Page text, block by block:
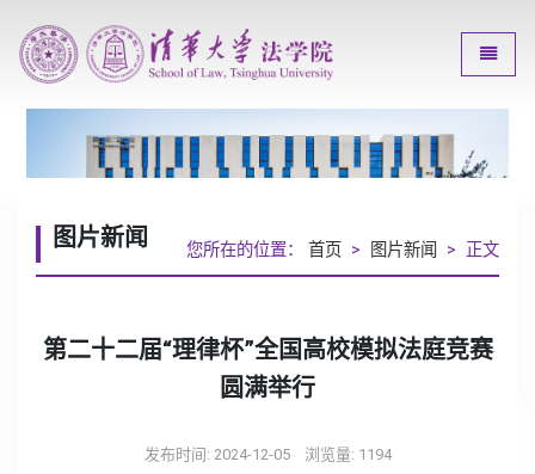
图片新闻 您所在的位置： 首页 > 图片新闻 > 正文
第二十二届“理律杯”全国高校模拟法庭竞赛
圆满举行
发布时间: 2024-12-05 浏览量: 1194